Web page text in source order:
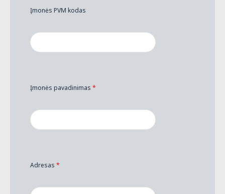
Įmonės PVM kodas
Įmonės pavadinimas *
Adresas *